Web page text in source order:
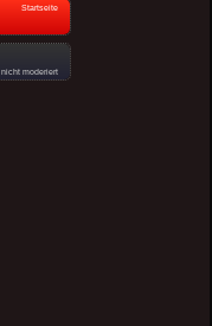
Startseite
nicht moderiert